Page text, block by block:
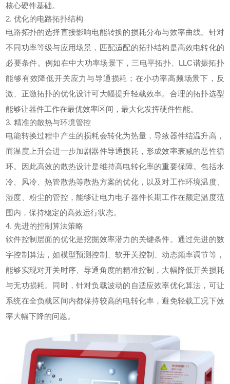
核心硬件基础。
2. 优化的电路拓扑结构
电路拓扑的选择直接影响电能转换的损耗分布与效率曲线。针对
不同功率等级与应用场景，匹配适配的拓扑结构是高效电转化的
必要条件。例如在中大功率场景下，三电平拓扑、LLC谐振拓扑
能够有效降低开关应力与导通损耗；在小功率高频场景下，反
激、正激拓扑的优化设计可大幅提升轻载效率。合理的拓扑选型
能够让器件工作在最优效率区间，最大化发挥硬件性能。
3. 精准的散热与环境管控
电能转换过程中产生的损耗会转化为热量，导致器件结温升高，
而温度上升会进一步加剧器件导通损耗，形成效率衰减的恶性循
环。因此高效的散热设计是维持高电转化率的重要保障。包括水
冷、风冷、热管散热等散热方案的优化，以及对工作环境温度、
湿度、粉尘的管控，能够让电力电子器件长期工作在额定温度范
围内，保持稳定的高效运行状态。
4. 先进的控制算法策略
软件控制层面的优化是挖掘效率潜力的关键条件。通过先进的数
字控制算法，如模型预测控制、软开关控制、动态频率调节等，
能够实现对开关时序、导通角度的精准控制，大幅降低开关损耗
与无功损耗。同时，针对负载波动的自适应效率优化算法，可让
系统在全负载区间内都保持较高的电转化率，避免轻载工况下效
率大幅下降的问题。